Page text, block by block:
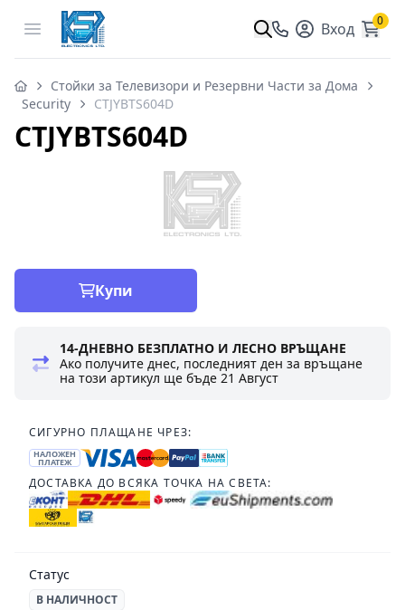
Open menu Вход 0
Стойки за Телевизори и Резервни Части за Дома
Security
CTJYBTS604D
CTJYBTS604D
Купи
14-ДНЕВНО БЕЗПЛАТНО И ЛЕСНО ВРЪЩАНЕ
Ако получите днес, последният ден за връщане
на този артикул ще бъде21 Август
СИГУРНО ПЛАЩАНЕ ЧРЕЗ:
НАЛОЖЕН
ПЛАТЕЖ
ДОСТАВКА ДО ВСЯКА ТОЧКА НА СВЕТА:
Статус
В НАЛИЧНОСТ